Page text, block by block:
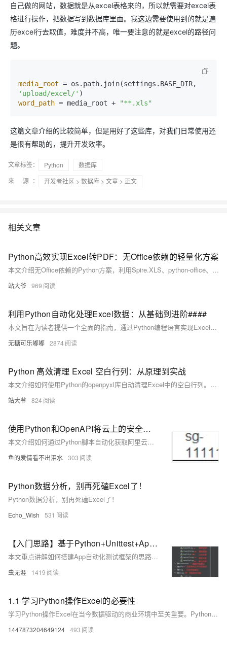
自己做的网站，数据就是从excel表格来的，所以就需要对excel表
格进行操作，把数据写到数据库里面。我这边需要使用到的就是遍
历excel行去取值，难度并不高，唯一要注意的就是excel的路径问
题。
media_root
'upload/excel/'
word_path = media_root + "**.xls"
这篇文章介绍的比较简单，但是用好了这些库，对我们日常使用还
是很有帮助的，提升开发效率。
文章标签： Python
数据库
来 源：
开发者社区 > 数据库 > 文章 > 正文
相关文章
Python高效实现Excel转PDF：无Office依赖的轻量化方案
本文介绍无Office依赖的Python方案，利用Spire.XLS、python-office、Aspose.Cells等库实现Excel与PDF高效互转。支持跨平台部署、批量处理、格式精准控制，适用于服务器环境及自动化办公场景，提升转换效率与系统稳定性。
站大爷 969
利用Python自动化处理Excel数据：从基础到进阶####
本文旨在为读者提供一个全面的指南，通过Python编程语言实现Excel数据的自动化处理。无论你是初学者还是有经验的开发者，本文都将帮助你掌握Pandas和openpyxl这两个强大的库，从而提升数据处理的效率和准确性。我们将从环境设置开始，逐步深入到数据读取、清洗、分析和可视化等各个环节，最终实现一个实际的自动化项目案例。 ####
无糖可乐嘟嘟 2874
Python 高效清理 Excel 空白行列：从原理到实战
本文介绍如何使用Python的openpyxl库自动清理Excel中的空白行列。通过代码实现高效识别并删除无数据的行与列，解决文件臃肿、读取错误等问题，提升数据处理效率与准确性，适用于各类批量Excel清理任务。
站大爷 824
使用Python和OpenAPI将云上的安全组规则填写入Excel
本文介绍如何通过Python脚本自动化获取阿里云安全组及其规则信息，并将结果导出为Excel表格。相比CLI命令行方式，Python实现更高效、便捷，适用于需要批量处理和交付的场景。
鱼的爱情看不出泪水 303
Python数据分析，别再死磕Excel了！
Python数据分析，别再死磕Excel了！
Echo_Wish 531
【入门思路】基于Python+Unittest+Appium+Excel+BeautifulReport的App/移动端UI自动化测试框架搭建思路
本文重点讲解如何搭建App自动化测试框架的思路，而非完整源码。主要内容包括实现目的、框架设计、环境依赖和框架的主要组成部分。适用于初学者，旨在帮助其快速掌握App自动化测试的基本技能。文中详细介绍了从需求分析到技术栈选择，再到具体模块的封装与实现，包括登录、截图、日志、测试报告和邮件服务等。同时提供了运行效果的展示，便于理解和实践。
虫无涯 1419
1.1 学习Python操作Excel的必要性
学习Python操作Excel在当今数据驱动的商业环境中至关重要。Python能处理大规模数据集，突破Excel行数限制；提供丰富的库实现复杂数据分析和自动化任务，显著提高效率。掌握这项技能不仅能提升个人能力，还能为企业带来价值，减少人为错误，提高决策效率。推荐从基础语法、Excel操作库开始学习，逐步进阶到数据可视化和自动化报表系统。通过实际项目巩固知识，关注新技术，为职业发展奠定坚实基础。
1447873204649124 493